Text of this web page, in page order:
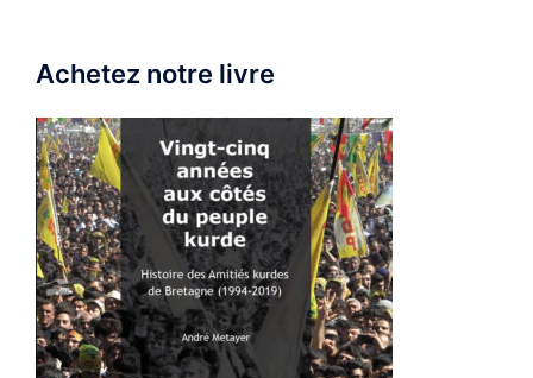
Achetez notre livre